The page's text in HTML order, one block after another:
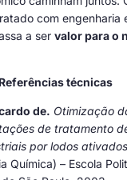
com engenharia
a ser valor para o
técnicas
de. Otimização
de tratamento
por lodos
Química) – Escola